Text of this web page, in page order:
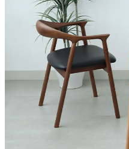
タワー
ラバーウッド
脚部の素材
脚部の塗装
ラッカー塗装